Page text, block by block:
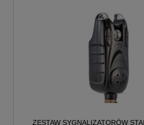
ZESTAW SYGNALIZATORÓW